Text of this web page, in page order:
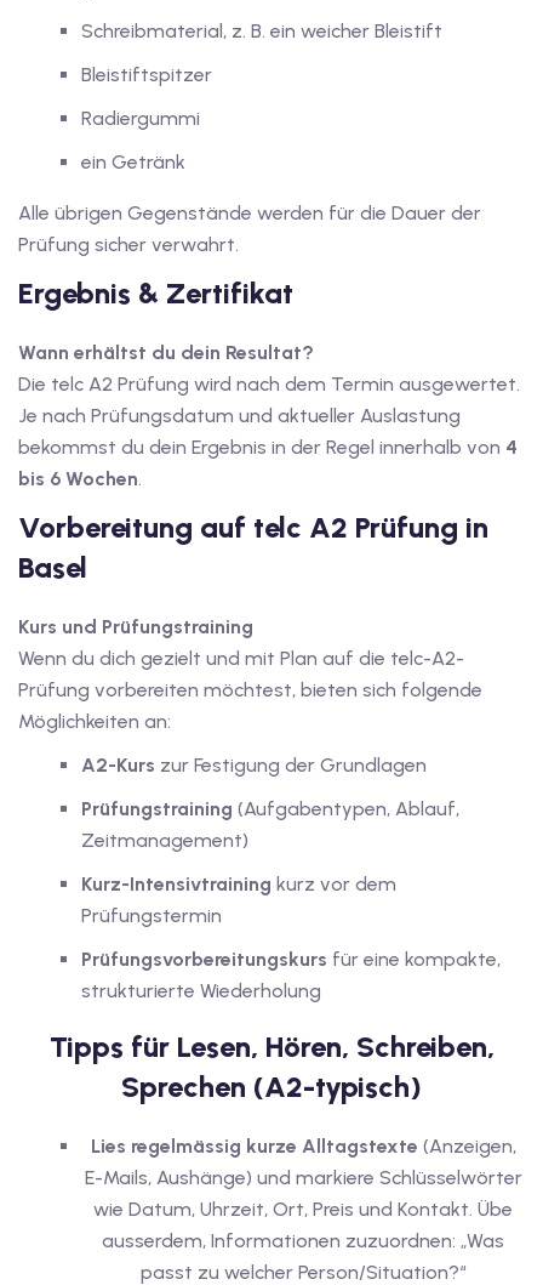
Schreibmaterial, z. B. ein weicher Bleistift
Bleistiftspitzer
Radiergummi
ein Getränk
Alle übrigen Gegenstände werden für die Dauer der
Prüfung sicher verwahrt.
Ergebnis & Zertifikat
Wann erhältst du dein Resultat?
Die telc A2 Prüfung wird nach dem Termin ausgewertet.
Je nach Prüfungsdatum und aktueller Auslastung
bekommst du dein Ergebnis in der Regel innerhalb von 4
bis 6 Wochen.
Vorbereitung auf telc A2 Prüfung in
Basel
Kurs und Prüfungstraining
Wenn du dich gezielt und mit Plan auf die telc-A2-
Prüfung vorbereiten möchtest, bieten sich folgende
Möglichkeiten an:
A2-Kurs zur Festigung der Grundlagen
Prüfungstraining (Aufgabentypen, Ablauf,
Zeitmanagement)
Kurz-Intensivtraining kurz vor dem
Prüfungstermin
Prüfungsvorbereitungskurs für eine kompakte,
strukturierte Wiederholung
Tipps für Lesen, Hören, Schreiben,
Sprechen (A2-typisch)
Lies regelmässig kurze Alltagstexte (Anzeigen,
E-Mails, Aushänge) und markiere Schlüsselwörter
wie Datum, Uhrzeit, Ort, Preis und Kontakt. Übe
ausserdem, Informationen zuzuordnen: „Was
passt zu welcher Person/Situation?“